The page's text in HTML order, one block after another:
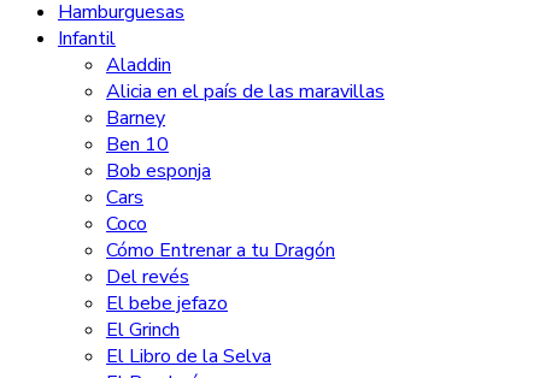
Hamburguesas
Infantil
Aladdin
Alicia en el país de las maravillas
Barney
Ben 10
Bob esponja
Cars
Coco
Cómo Entrenar a tu Dragón
Del revés
El bebe jefazo
El Grinch
El Libro de la Selva